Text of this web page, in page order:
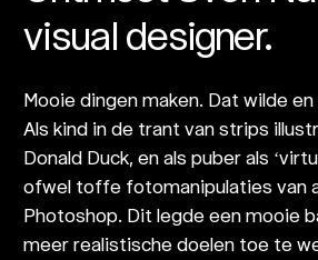
visual designer.
Mooie dingen maken. Dat wilde
Als kind in de trant van strips
Donald Duck, en als puber als
ofwel toffe fotomanipulaties van
Photoshop. Dit legde een mooie
meer realistische doelen toe te